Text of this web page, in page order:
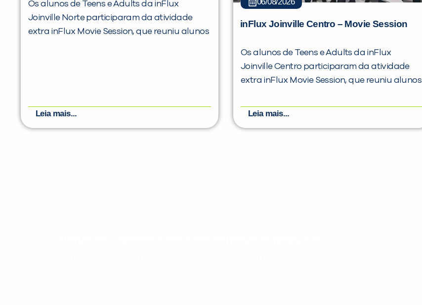
Os alunos de Teens e Adults da inFlux
Joinville Norte participaram da atividade
extra inFlux Movie Session, que reuniu alunos
Leia mais...
inFlux Joinville Centro – Movie Session
Os alunos de Teens e Adults da inFlux
Joinville Centro participaram da atividade
extra inFlux Movie Session, que reuniu alunos
Leia mais...